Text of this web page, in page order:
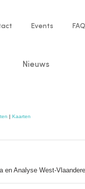
Events FAQ
Nieuws
| Kaarten
Analyse West-